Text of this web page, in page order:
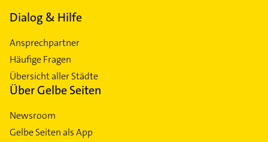
Dialog & Hilfe
Ansprechpartner
Häufige Fragen
Übersicht aller Städte
Über Gelbe Seiten
Newsroom
Gelbe Seiten als App